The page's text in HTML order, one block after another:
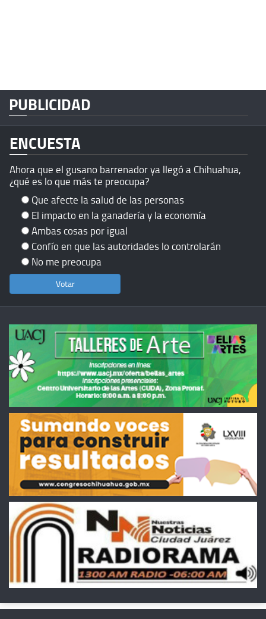
PUBLICIDAD
ENCUESTA
Ahora que el gusano barrenador ya llegó a Chihuahua,
¿qué es lo que más te preocupa?
Que afecte la salud de las personas
El impacto en la ganadería y la economía
Ambas cosas por igual
Confío en que las autoridades lo controlarán
No me preocupa